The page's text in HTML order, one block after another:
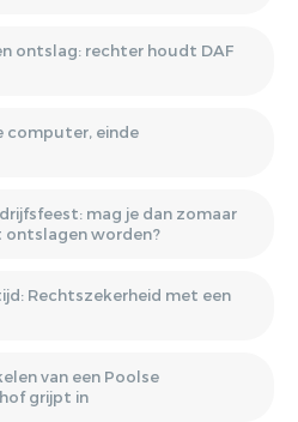
ontslag: rechter houdt DAF
computer, einde
mag je dan zomaar
ontslagen worden?
Rechtszekerheid met een
van een Poolse
grijpt in